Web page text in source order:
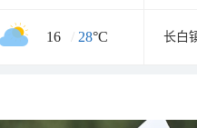
16 / 28°C 长白